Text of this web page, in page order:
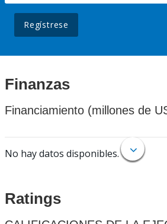
Regístrese
Finanzas
Financiamiento (millones de
No hay datos disponibles.
Ratings